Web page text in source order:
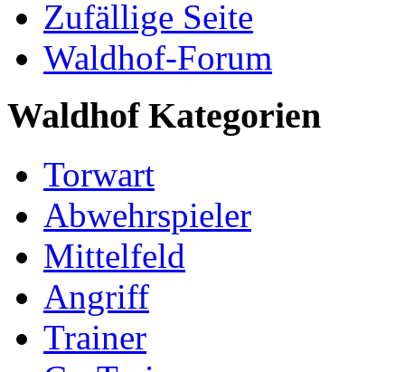
Zufällige Seite
Waldhof-Forum
Waldhof Kategorien
Torwart
Abwehrspieler
Mittelfeld
Angriff
Trainer